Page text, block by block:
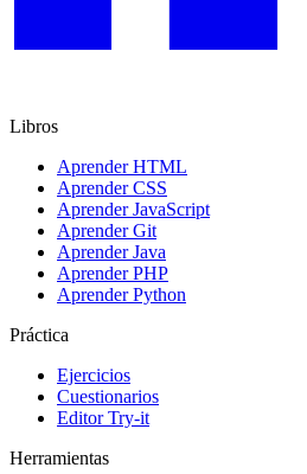
Libros
Aprender HTML
Aprender CSS
Aprender JavaScript
Aprender Git
Aprender Java
Aprender PHP
Aprender Python
Práctica
Ejercicios
Cuestionarios
Editor Try-it
Herramientas